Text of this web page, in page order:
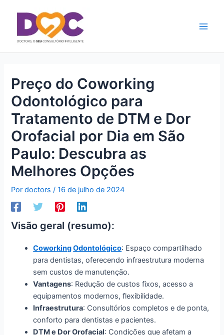
conteúdo
Preço do Coworking
Odontológico para
Tratamento de DTM e Dor
Orofacial por Dia em São
Paulo: Descubra as
Melhores Opções
Pordoctors/16 de julho de 2024
Visão geral (resumo):
CoworkingOdontológico: Espaço compartilhado
para dentistas, oferecendo infraestrutura moderna
sem custos de manutenção.
Vantagens: Redução de custos fixos, acesso a
equipamentos modernos, flexibilidade.
Infraestrutura: Consultórios completos e de ponta,
conforto para dentistas e pacientes.
DTM e Dor Orofacial: Condições que afetam a